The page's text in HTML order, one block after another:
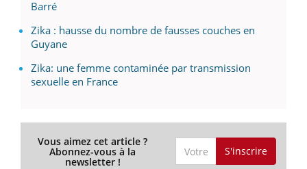
Barré
Zika : hausse du nombre de fausses couches en
Guyane
Zika: une femme contaminée par transmission
sexuelle en France
Vous aimez cet article ?
Abonnez-vous à la
newsletter !
S'inscrire